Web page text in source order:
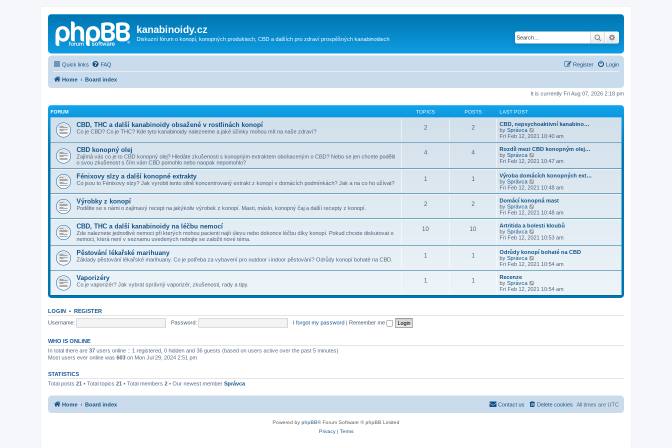
kanabinoidy.cz
Diskuzní fórum o konopí, konopných produktech, CBD a dalších pro zdraví prospěšných kanabinoidech Search
Quick links FAQ Login
Register
Home Board index
It is currently Fri Aug 07, 2026 2:18 pm
FORUM TOPICS POSTS LAST POST
CBD, THC a další kanabinoidy obsažené v rostlinách konopí
Co je CBD? Co je THC? Kde tyto kanabinoidy nalezneme a jaké účinky mohou mít na naše zdraví?
2 2
CBD, nepsychoaktivní kanabino…
by Správca
i
e
w
h
l
a
e
s
t
o
s
t
Fri Feb 12, 2021 10:40 am
CBD konopný olej
Zajímá vás co je to CBD konopný olej? Hledáte zkušenosti s konopným extraktem obohaceným o CBD? Nebo se jen chcete podělit
o svou zkušenost s čím vám CBD pomohlo nebo naopak nepomohlo?
4 4
Rozdíl mezi CBD konopným olej…
by Správca
i
w
t
h
e
l
a
e
s
t
o
s
t
Fri Feb 12, 2021 10:47 am
Fénixovy slzy a další konopné extrakty
Co jsou to Fénixovy slzy? Jak vyrobit tento silně koncentrovaný extrakt z konopí v domácích podmínkách? Jak a na co ho užívat?
1 1
Výroba domácích konopných ext…
by Správca
i
e
w
t
h
l
a
t
e
s
t
o
s
Fri Feb 12, 2021 10:48 am
Výrobky z konopí
Podělte se s námi o zajímavý recept na jakýkoliv výrobek z konopí. Masti, máslo, konopný čaj a další recepty z konopí.
2 2
Domácí konopná mast
by Správca
i
e
w
h
l
a
e
s
o
s
Fri Feb 12, 2021 10:48 am
CBD, THC a další kanabinoidy na léčbu nemocí
Zde naleznete jednotlivé nemoci při kterých mohou pacienti najít úlevu nebo dokonce léčbu díky konopí. Pokud chcete diskutovat o
nemoci, která není v seznamu uvedených nebojte se založit nové téma.
10 10
Artritida a bolesti kloubů
by Správca
i
w
t
h
e
e
s
o
Fri Feb 12, 2021 10:53 am
Pěstování lékařské marihuany
Základy pěstování lékařské marihuany. Co je potřeba za vybavení pro outdoor i indoor pěstování? Odrůdy konopí bohaté na CBD.
1 1
Odrůdy konopí bohaté na CBD
by Správca
i
e
h
l
e
s
Fri Feb 12, 2021 10:54 am
Vaporizéry
Co je vaporizér? Jak vybrat správný vaporizér, zkušenosti, rady a tipy.
1 1
Recenze
by Správca
i
e
t
Fri Feb 12, 2021 10:54 am
LOGIN • REGISTER
Username:
Password: I forgot my password | Remember me
WHO IS ONLINE
In total there are 37 users online :: 1 registered, 0 hidden and 36 guests (based on users active over the past 5 minutes)
Most users ever online was 603 on Mon Jul 29, 2024 2:51 pm
STATISTICS
Total posts 21 • Total topics 21 • Total members 2 • Our newest member Správca
Home Board index All times are UTC
Delete cookies
Contact us
Powered by phpBB® Forum Software © phpBB Limited
Privacy| Terms